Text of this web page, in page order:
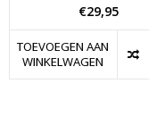
€29,95
TOEVOEGEN AAN
WINKELWAGEN